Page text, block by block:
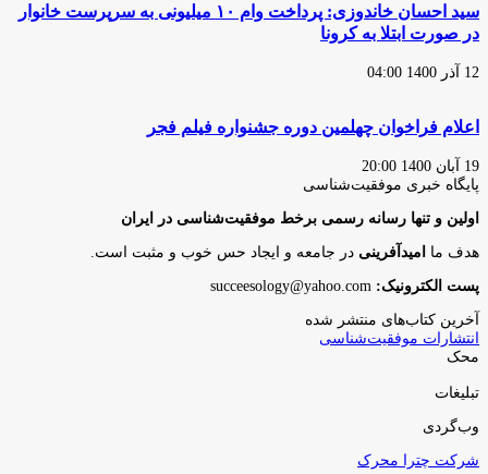
سید احسان خاندوزی: پرداخت وام ۱۰ میلیونی به سرپرست خانوار
در صورت ابتلا به کرونا
12 آذر 1400 04:00
اعلام فراخوان چهلمین دوره جشنواره فیلم فجر
19 آبان 1400 20:00
پایگاه‌ خبری موفقیت‌شناسی
اولین و تنها رسانه رسمی برخط موفقیت‌شناسی در ایران
هدف ما امیدآفرینی در جامعه و ایجاد حس خوب و مثبت است.
پست الکترونیک:
آخرین کتاب‌های منتشر شده
انتشارات موفقیت‌شناسی
محک
تبلیغات
وب‌گردی
شرکت چترا محرک